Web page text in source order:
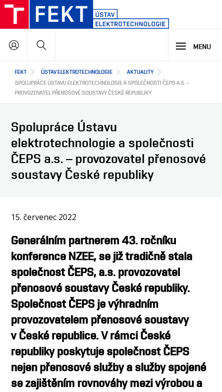
Přejít
hlavnímu
obsahu
Hlavní
navigace
STUDIUM
NABÍDKA STUDIJNÍCH PROGRAMŮ
VÝUKOVÉ LABORATOŘE
HLAVNÍ OBLASTI VÝZKUMU A VÝVOJE
SPOLUPRÁCE
JAK S NÁMI SPOLUPRACOVAT
O NÁS
MÉDIA
KONFERENCE A SOUTĚŽE
KONTAKT
MENU
FEKT ÚSTAV ELEKTROTECHNOLOGIE
AKTUALITY
SPOLUPRÁCE ÚSTAVU ELEKTROTECHNOLOGIE A SPOLEČNOSTI ČEPS A.S. –
PROVOZOVATEL PŘENOSOVÉ SOUSTAVY ČESKÉ REPUBLIKY
Spolupráce Ústavu
elektrotechnologie a společnosti
ČEPS a.s. – provozovatel přenosové
soustavy České republiky
15. červenec 2022
Generálním partnerem 43. ročníku
konference NZEE, se již tradičně stala
společnost ČEPS, a.s. provozovatel
přenosové soustavy České republiky.
Společnost ČEPS je výhradním
provozovatelem přenosové soustavy
v České republice. V rámci České
republiky poskytuje společnost ČEPS
nejen přenosové služby a služby spojené
se zajištěním rovnováhy mezi výrobou a